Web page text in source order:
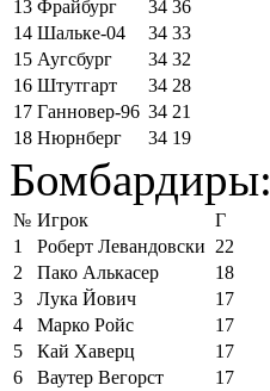
13 Фрайбург 34 36
14 Шальке-04 34 33
15 Аугсбург 34 32
16 Штутгарт 34 28
17 Ганновер-96 34 21
18 Нюрнберг 34 19
Бомбардиры:
№ Игрок
Г
1
Роберт Левандовски 22
2
Пако Алькасер
18
3
Лука Йович
17
4
Марко Ройс
17
5
Кай Хаверц
17
6
Ваутер Вегорст
17